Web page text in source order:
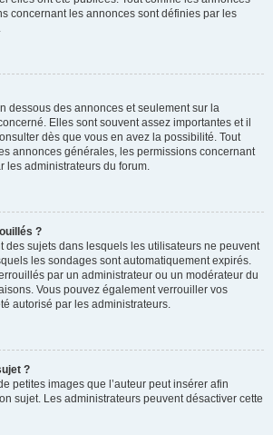
concernant les annonces sont définies par les
dessous des annonces et seulement sur la
Elles sont souvent assez importantes et il
dès que vous en avez la possibilité. Tout
annonces générales, les permissions concernant
les administrateurs du forum.
?
des sujets dans lesquels les utilisateurs ne peuvent
les sondages sont automatiquement expirés.
par un administrateur ou un modérateur du
Vous pouvez également verrouiller vos
autorisé par les administrateurs.
?
petites images que l’auteur peut insérer afin
sujet. Les administrateurs peuvent désactiver cette